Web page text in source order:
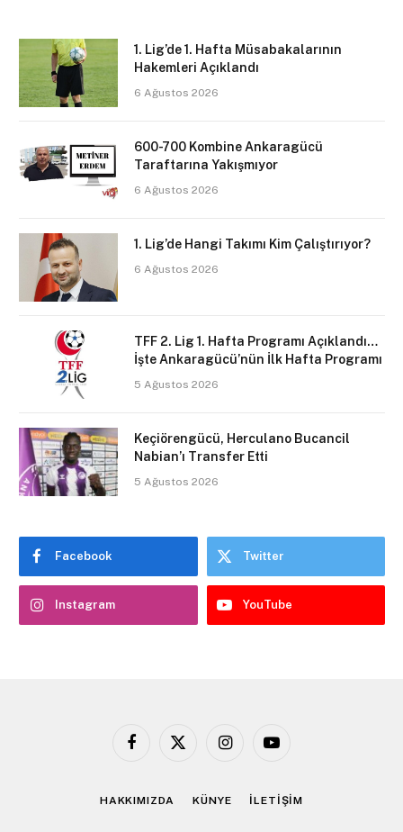
1. Lig’de 1. Hafta Müsabakalarının
Hakemleri Açıklandı
6 Ağustos 2026
600-700 Kombine Ankaragücü
Taraftarına Yakışmıyor
6 Ağustos 2026
1. Lig’de Hangi Takımı Kim Çalıştırıyor?
6 Ağustos 2026
TFF 2. Lig 1. Hafta Programı Açıklandı…
İşte Ankaragücü’nün İlk Hafta Programı
5 Ağustos 2026
Keçiörengücü, Herculano Bucancil
Nabian’ı Transfer Etti
5 Ağustos 2026
Facebook Twitter
Instagram YouTube
Facebook
X
InstagramYouTube
HAKKIMIZDA KÜNYE İLETİŞİM